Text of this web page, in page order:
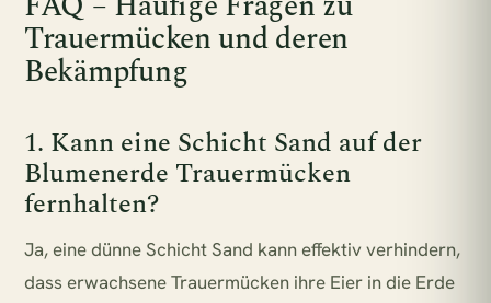
Trauermücken und deren
Bekämpfung
1. Kann eine Schicht Sand auf der
Blumenerde Trauermücken
fernhalten?
Ja, eine dünne Schicht Sand kann effektiv verhindern,
dass erwachsene Trauermücken ihre Eier in die Erde